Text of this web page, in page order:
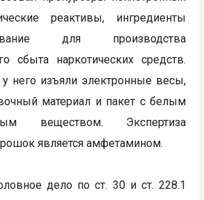
реактивы, ингредиенты
для производства
сбыта наркотических средств.
него изъяли электронные весы,
материал и пакет с белым
веществом. Экспертиза
является амфетамином.
дело по ст. 30 и ст. 228.1